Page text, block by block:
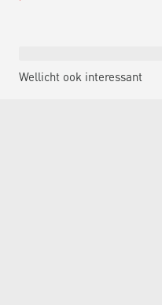
Wellicht ook interessant